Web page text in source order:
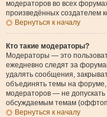
модераторов во всех
произведённых создателем
Вернуться к началу
Кто такие модераторы?
Модераторы — это
ежедневно следят за
удалять сообщения,
объединять темы на форуме,
модераторов — не
обсуждаемым темам
Вернуться к началу